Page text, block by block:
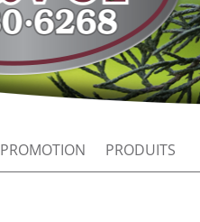
PROMOTION PRODUITS